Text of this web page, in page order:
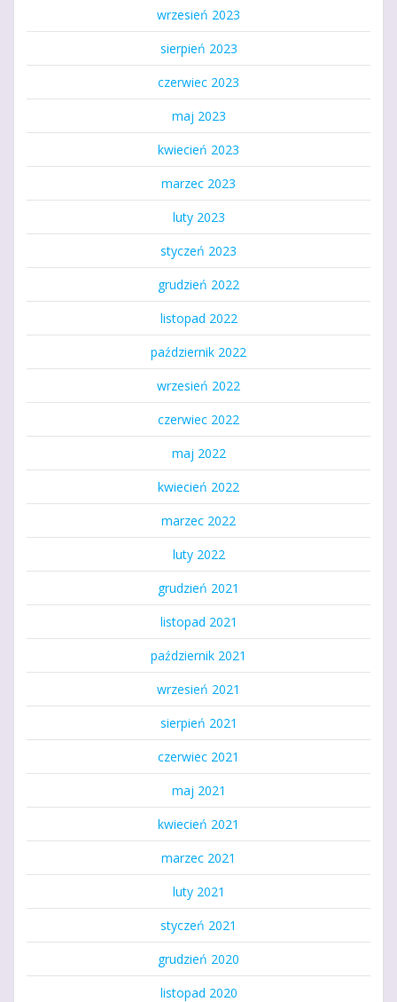
wrzesień 2023
sierpień 2023
czerwiec 2023
maj 2023
kwiecień 2023
marzec 2023
luty 2023
styczeń 2023
grudzień 2022
listopad 2022
październik 2022
wrzesień 2022
czerwiec 2022
maj 2022
kwiecień 2022
marzec 2022
luty 2022
grudzień 2021
listopad 2021
październik 2021
wrzesień 2021
sierpień 2021
czerwiec 2021
maj 2021
kwiecień 2021
marzec 2021
luty 2021
styczeń 2021
grudzień 2020
listopad 2020